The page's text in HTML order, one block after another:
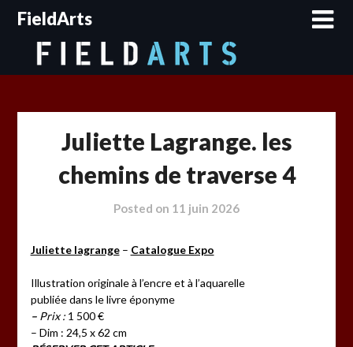
SkipFieldArts
Juliette Lagrange. les
chemins de traverse 4
Posted on 11 juin 2026
Juliette lagrange– Catalogue Expo
Illustration originale à l’encre et à l’aquarelle
publiée dans le livre éponyme
– Prix :1 500 €
– Dim : 24,5 x 62 cm